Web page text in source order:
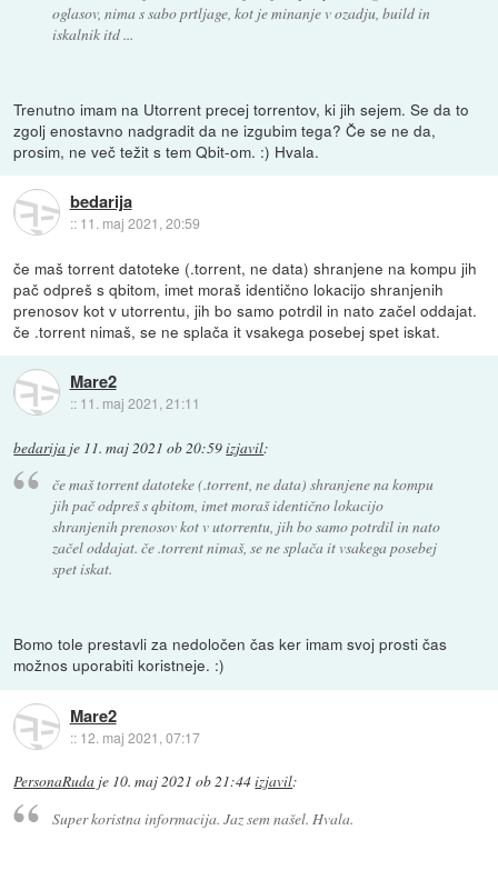
oglasov, nima s sabo prtljage, kot je minanje v ozadju, build in
iskalnik itd ...
Trenutno imam na Utorrent precej torrentov, ki jih sejem. Se da to
zgolj enostavno nadgradit da ne izgubim tega? Če se ne da,
prosim, ne več težit s tem Qbit-om. :) Hvala.
bedarija
:: 11. maj 2021, 20:59
če maš torrent datoteke (.torrent, ne data) shranjene na kompu jih
pač odpreš s qbitom, imet moraš identično lokacijo shranjenih
prenosov kot v utorrentu, jih bo samo potrdil in nato začel oddajat.
če .torrent nimaš, se ne splača it vsakega posebej spet iskat.
Mare2
:: 11. maj 2021, 21:11
bedarija je 11. maj 2021 ob 20:59izjavil:
če maš torrent datoteke (.torrent, ne data) shranjene na kompu
jih pač odpreš s qbitom, imet moraš identično lokacijo
shranjenih prenosov kot v utorrentu, jih bo samo potrdil in nato
začel oddajat. če .torrent nimaš, se ne splača it vsakega posebej
spet iskat.
Bomo tole prestavli za nedoločen čas ker imam svoj prosti čas
možnos uporabiti koristneje. :)
Mare2
:: 12. maj 2021, 07:17
PersonaRuda je 10. maj 2021 ob 21:44izjavil:
Super koristna informacija. Jaz sem našel. Hvala.